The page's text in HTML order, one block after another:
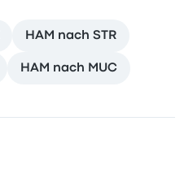
HAM nach STR
HAM nach MUC